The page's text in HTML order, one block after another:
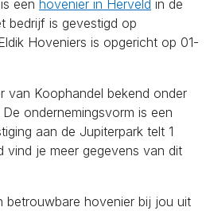
een hovenier in Herveld in de
bedrijf is gevestigd op
Hoveniers is opgericht op 01-
van Koophandel bekend onder
ondernemingsvorm is een
aan de Jupiterpark telt 1
vind je meer gegevens van dit
betrouwbare hovenier bij jou uit